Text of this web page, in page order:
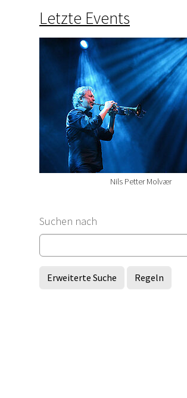
Letzte Events
Nils Petter Molvær
Suchformular
Suchen nach
Erweiterte Suche Regeln